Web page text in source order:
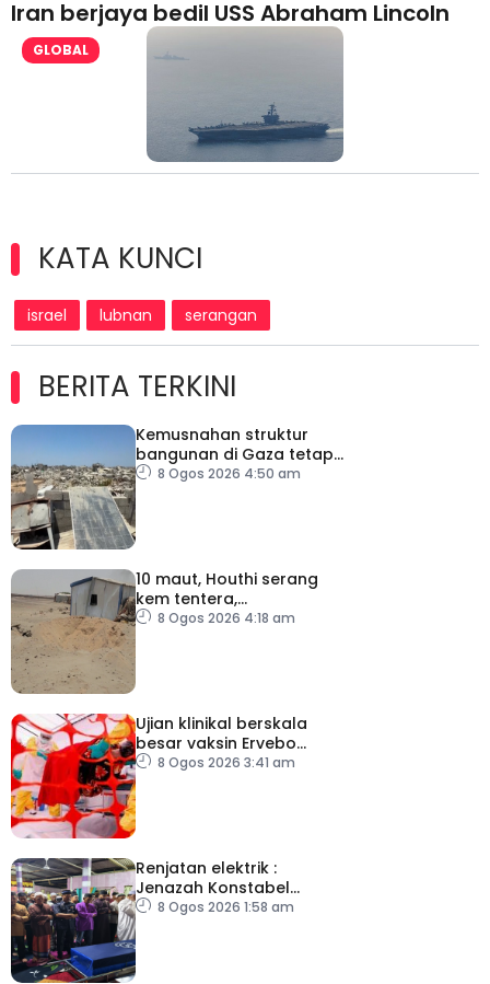
Iran berjaya bedil USS Abraham Lincoln
GLOBAL
KATA KUNCI
israel lubnan serangan
BERITA TERKINI
Kemusnahan struktur
bangunan di Gaza tetap
catat peningkatan
8 Ogos 2026 4:50 am
10 maut, Houthi serang
kem tentera,
penempatan pelarian
8 Ogos 2026 4:18 am
Ujian klinikal berskala
besar vaksin Ervebo
tangani wabak Ebola
8 Ogos 2026 3:41 am
Renjatan elektrik :
Jenazah Konstabel
Muhammad Raimi
8 Ogos 2026 1:58 am